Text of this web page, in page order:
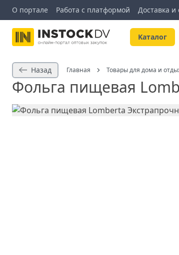
О портале Работа с платформой Доставка и
Kаталог
Назад Главная Товары для дома и
Фольга пищевая